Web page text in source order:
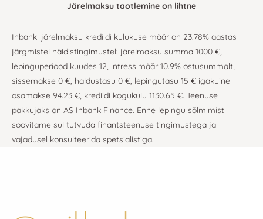
Järelmaksu taotlemine on lihtne
Inbanki järelmaksu krediidi kulukuse määr on 23.78% aastas
järgmistel näidistingimustel: järelmaksu summa 1000 €,
lepinguperiood kuudes 12, intressimäär 10.9% ostusummalt,
sissemakse 0 €, haldustasu 0 €, lepingutasu 15 € igakuine
osamakse 94.23 €, krediidi kogukulu 1130.65 €. Teenuse
pakkujaks on AS Inbank Finance. Enne lepingu sõlmimist
soovitame sul tutvuda finantsteenuse tingimustega ja
vajadusel konsulteerida spetsialistiga.